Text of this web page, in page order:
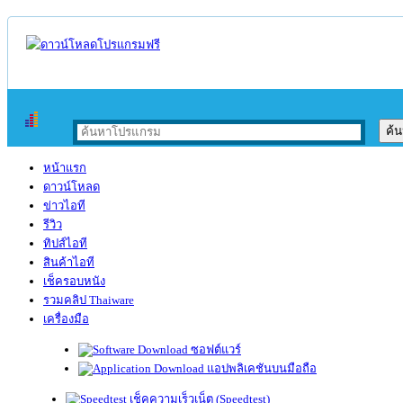
หน้าแรก
ดาวน์โหลด
ข่าวไอที
รีวิว
ทิปส์ไอที
สินค้าไอที
เช็ครอบหนัง
รวมคลิป Thaiware
เครื่องมือ
ซอฟต์แวร์
แอปพลิเคชันบนมือถือ
เช็คความเร็วเน็ต (Speedtest)